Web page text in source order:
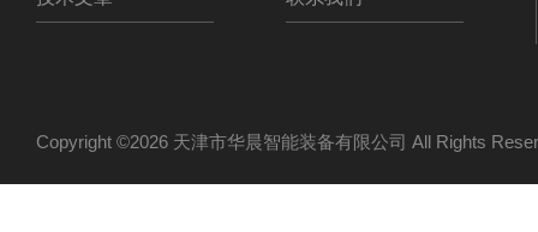
Copyright ©2026 天津市华晨智能装备有限公司 All Rights